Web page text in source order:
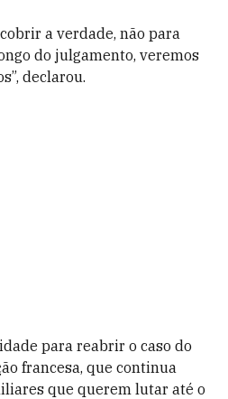
a verdade, não para
do julgamento, veremos
declarou.
para reabrir o caso do
francesa, que continua
que querem lutar até o